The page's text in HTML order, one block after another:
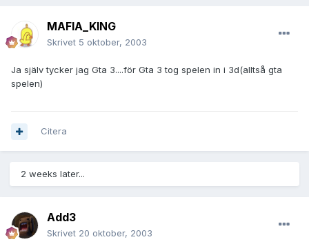
MAFIA_KING
Skrivet 5 oktober, 2003
Ja själv tycker jag Gta 3....för Gta 3 tog spelen in i 3d(alltså gta
spelen)
Citera
2 weeks later...
Add3
Skrivet 20 oktober, 2003